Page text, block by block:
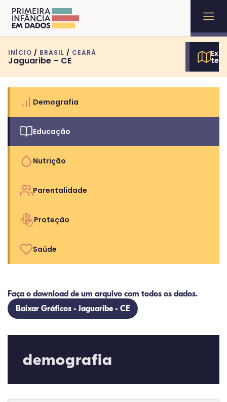
INÍCIO / BRASIL / CEARÁ
Jaguaribe – CE
Demografia
Educação
Nutrição
Parentalidade
Proteção
Saúde
Faça o download de um arquivo com todos os dados.
Baixar Gráficos - Jaguaribe - CE
demografia